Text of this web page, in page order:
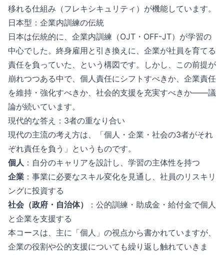
移れる仕組み（フレキシキュリティ）が機能しています。
日本型：企業内訓練の伝統
日本は伝統的に、企業内訓練（OJT・OFF-JT）が学習の
中心でした。終身雇用と引き換えに、企業が社員を育てる
責任を負っていた、という構図です。しかし、この前提が
崩れつつある中で、個人責任にシフトすべきか、企業責任
を維持・強化すべきか、社会的支援を充実すべきか——議
論が続いています。
現代的な答え：3者の重なり合い
現代の主流の考え方は、「個人・企業・社会の3者がそれ
ぞれ責任を負う」というものです。
個人 ：自分のキャリアを設計し、学習の主体性を持つ
企業 ：事業に必要なスキル変化を見通し、社員のリスキリ
ングに投資する
社会（政府・自治体）
：公的訓練・助成金・給付金で個人
と企業を支援する
本コースは、主に「個人」の視点から書かれていますが、
企業の役割や公的支援についても繰り返し触れていきま